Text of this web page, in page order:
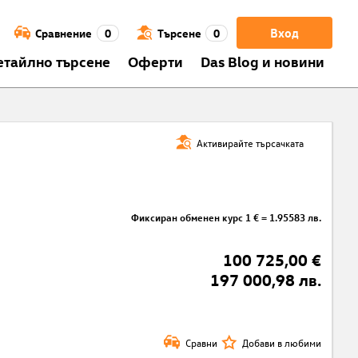
Вход
Сравнение 0 Търсене 0
търсене Оферти Das Blog и новини
Активирайте търсачката
Фиксиран обменен курс 1 € = 1.95583 лв.
100 725,00 €
197 000,98 лв.
Сравни Добави в любими